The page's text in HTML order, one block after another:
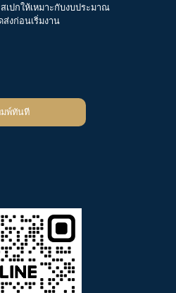
ปกให้เหมาะกับงบประมาณ
งก่อนเริ่มงาน
มพ์ทันที